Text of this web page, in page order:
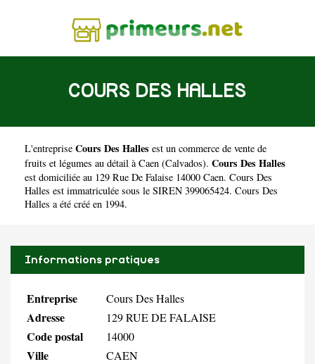
COURS DES HALLES
L'entreprise Cours Des Halles est un commerce de vente de
fruits et légumes au détail à Caen (Calvados). Cours Des Halles
est domiciliée au 129 Rue De Falaise 14000 Caen. Cours Des
Halles est immatriculée sous le SIREN 399065424. Cours Des
Halles a été créé en 1994.
Informations pratiques
Entreprise Cours Des Halles
Adresse 129 RUE DE FALAISE
Code postal 14000
Ville CAEN